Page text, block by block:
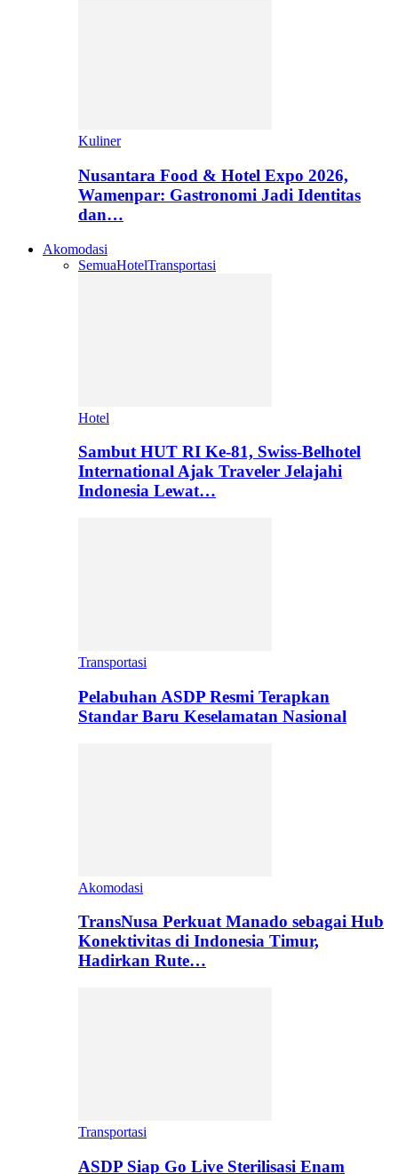
Kuliner
Nusantara Food & Hotel Expo 2026,
Wamenpar: Gastronomi Jadi Identitas
dan…
Akomodasi
SemuaHotelTransportasi
Hotel
Sambut HUT RI Ke-81, Swiss-Belhotel
International Ajak Traveler Jelajahi
Indonesia Lewat…
Transportasi
Pelabuhan ASDP Resmi Terapkan
Standar Baru Keselamatan Nasional
Akomodasi
TransNusa Perkuat Manado sebagai Hub
Konektivitas di Indonesia Timur,
Hadirkan Rute…
Transportasi
ASDP Siap Go Live Sterilisasi Enam